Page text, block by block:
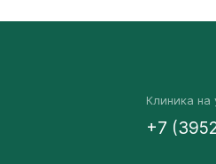
Клиника на
+7